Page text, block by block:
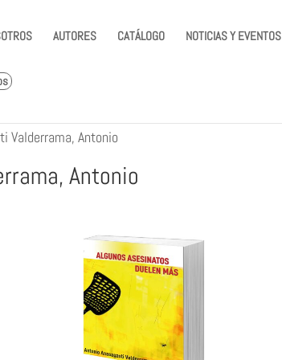
AUTORES CATÁLOGO NOTICIAS Y EVENTOS
Valderrama, Antonio
Antonio